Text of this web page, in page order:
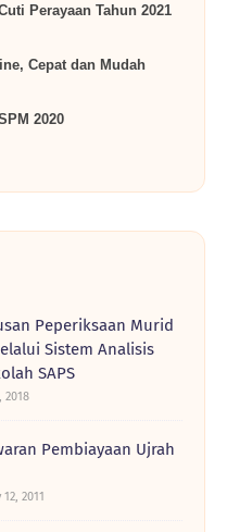
Perayaan Tahun 2021
Cepat dan Mudah
2020
Peperiksaan Murid
Sistem Analisis
SAPS
2018
Pembiayaan Ujrah
2011